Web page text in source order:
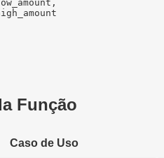
Função
Caso de Uso